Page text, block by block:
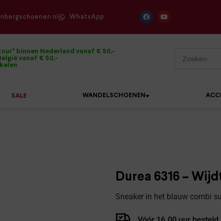
WhatsApp
binnen Nederland vanaf € 50,-
vanaf € 50,-
SALE WANDELSCHOENEN
Durea 6316 –
Sneaker in het blauw combi